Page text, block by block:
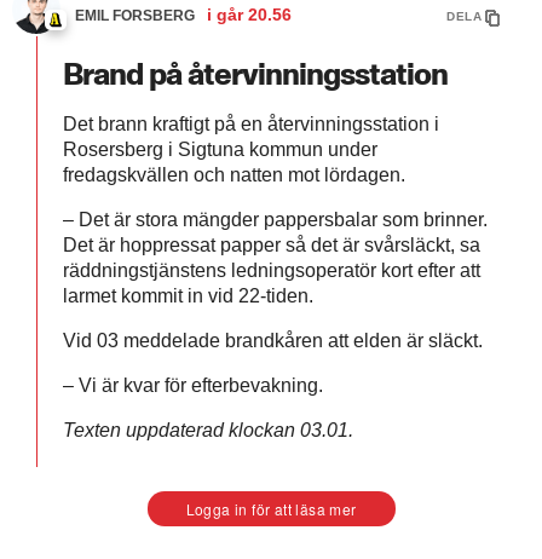
EMIL FORSBERG i går 20.56 DELA
Brand på återvinningsstation
Det brann kraftigt på en återvinningsstation i
Rosersberg i Sigtuna kommun under
fredagskvällen och natten mot lördagen.
– Det är stora mängder pappersbalar som brinner.
Det är hoppressat papper så det är svårsläckt, sa
räddningstjänstens ledningsoperatör kort efter att
larmet kommit in vid 22-tiden.
Vid 03 meddelade brandkåren att elden är släckt.
– Vi är kvar för efterbevakning.
Texten uppdaterad klockan 03.01.
Logga in för att läsa mer